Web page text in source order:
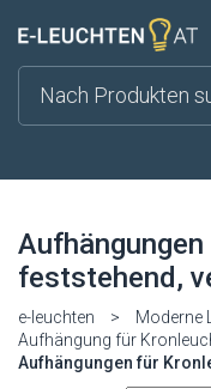
feststehend,
e-leuchten > Moderne
Aufhängung für
Aufhängungen für